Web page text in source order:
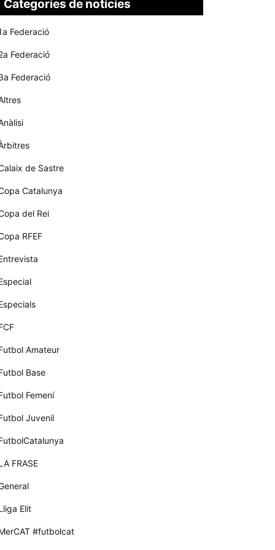
Categories de notícies
Federació
Federació
Federació
de Sastre
Catalunya
del Rei
RFEF
Amateur
Base
Femení
Juvenil
FRASE
Elit
#futbolcat